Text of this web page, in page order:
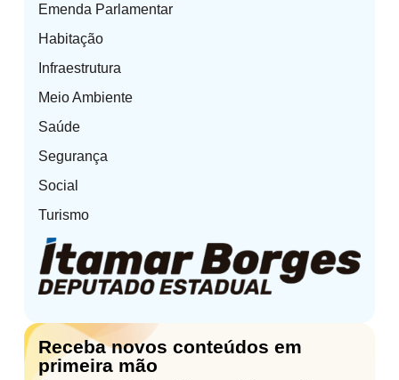
Emenda Parlamentar
Habitação
Infraestrutura
Meio Ambiente
Saúde
Segurança
Social
Turismo
Receba novos conteúdos em
primeira mão